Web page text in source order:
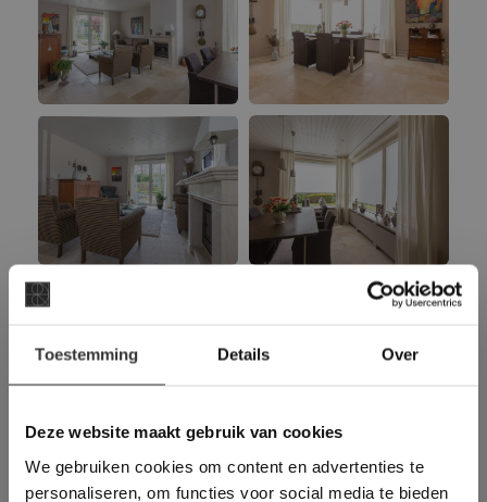
Toestemming Details Over
Deze website maakt gebruik van cookies
We gebruiken cookies om content en advertenties te
personaliseren, om functies voor social media te bieden
Heeft u interesse in deze
VRAAG DIRECT EEN OFFERTE AAN
Deze website maakt
gebruik van cookies.
This Cookie Banner was deleted and is no
longer working. Please contact the website
administrator.
Deze website gebruikt cookies om de